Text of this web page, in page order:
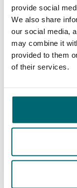
provide social
We also share
our social media,
may combine it
provided to them
of their services.
The Carp
Reisen
konnte
Planung, als
an einen